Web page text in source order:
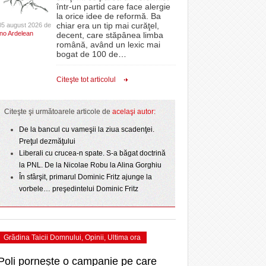
şi
atacă
o nou-promovată
ce a pierdut
- 3 August 2026
cu o victorie
La Muzeul Apei are loc expoziția „Sub semnul
curgerii. Între transparență și permanență” - 4
- 3 August 2026
View all
proiectelor derulate de instituție din fonduri
europene/FOTO
ANAF oferă persoanelor fizice posibilitatea să
beneficieze de Declarația Unică 212
2025
CLIPURI VIDEO
JOCURI ONLINE
DIVERSE
FARMACII DIN
GRĂDINIŢE DIN TIMIŞ
PRIMĂRIILE DIN TIMIŞ
SFATUL MEDICULUI
SFATURI JURIDICE
august 2026 de
Ardelean
într-un partid care face alergie
la orice idee de reformă. Ba
chiar era un tip mai curăţel,
decent, care stăpânea limba
română, având un lexic mai
bogat de 100 de
Citeşte tot articolul
Citeşte şi următoarele articole de acelaşi autor:
De la bancul cu vameşii la ziua scadenţei.
Preţul dezmăţului
Liberali cu crucea-n spate. S-a băgat doctrină
la PNL. De la Nicolae Robu la Alina Gorghiu
În sfârşit, primarul Dominic Fritz ajunge la
vorbele… preşedintelui Dominic Fritz
Grădina Taicii Domnului, Opinii, Ultima ora
pornește o campanie pe care